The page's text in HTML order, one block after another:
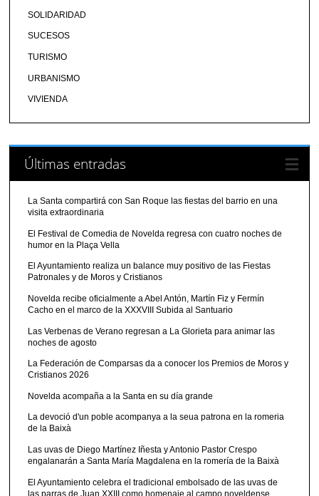
SOLIDARIDAD
SUCESOS
TURISMO
URBANISMO
VIVIENDA
Últimas entradas
La Santa compartirá con San Roque las fiestas del barrio en una
visita extraordinaria
El Festival de Comedia de Novelda regresa con cuatro noches de
humor en la Plaça Vella
El Ayuntamiento realiza un balance muy positivo de las Fiestas
Patronales y de Moros y Cristianos
Novelda recibe oficialmente a Abel Antón, Martín Fiz y Fermín
Cacho en el marco de la XXXVIII Subida al Santuario
Las Verbenas de Verano regresan a La Glorieta para animar las
noches de agosto
La Federación de Comparsas da a conocer los Premios de Moros y
Cristianos 2026
Novelda acompaña a la Santa en su día grande
La devoció d'un poble acompanya a la seua patrona en la romeria
de la Baixà
Las uvas de Diego Martínez Iñesta y Antonio Pastor Crespo
engalanarán a Santa María Magdalena en la romería de la Baixà
El Ayuntamiento celebra el tradicional embolsado de las uvas de
las parras de Juan XXIII como homenaje al campo noveldense